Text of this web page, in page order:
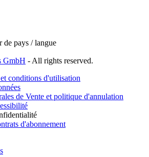
de pays / langue
GmbH - All rights reserved.
conditions d'utilisation
de Vente et politique d'annulation
d'abonnement